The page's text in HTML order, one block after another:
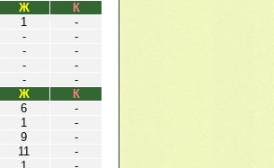
Ж
К
1
-
-
-
-
-
-
-
-
-
Ж
К
6
-
1
-
9
-
11
-